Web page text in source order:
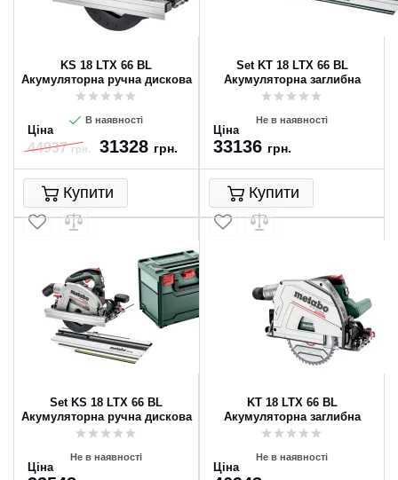
KS 18 LTX 66 BL
Акумуляторна ручна дискова
пила
В наявності
Ціна
44937грн. 31328 грн.
Купити
Set KT 18 LTX 66 BL
Акумуляторна заглибна
циркулярна пилка
Не в наявності
Ціна
33136 грн.
Купити
Set KS 18 LTX 66 BL
Акумуляторна ручна дискова
пила
Не в наявності
Ціна
KT 18 LTX 66 BL
Акумуляторна заглибна
циркулярна пилка
Не в наявності
Ціна